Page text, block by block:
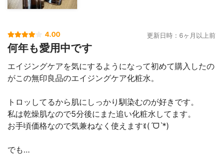
4.00 更新日時：6ヶ月以上前
何年も愛用中です
エイジングケアを気にするようになって初めて購入したの
がこの無印良品のエイジングケア化粧水。
トロッしてるから肌にしっかり馴染むのが好きです。
私は乾燥肌なので5分後にまた追い化粧水してます。
お手頃価格なので気兼ねなく使えますꉂ(ˊᗜˋ*)
でも…